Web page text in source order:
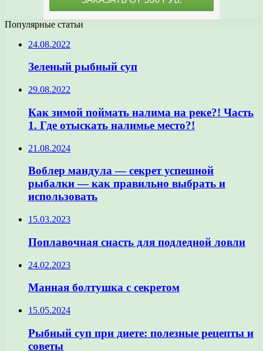
Популярные статьи
24.08.2022
Зеленый рыбный суп
29.08.2022
Как зимой поймать налима на реке?! Часть
1. Где отыскать налимье место?!
21.08.2024
Воблер мандула — секрет успешной
рыбалки — как правильно выбрать и
использовать
15.03.2023
Поплавочная снасть для подледной ловли
24.02.2023
Манная болтушка с секретом
15.05.2024
Рыбный суп при диете: полезные рецепты и
советы